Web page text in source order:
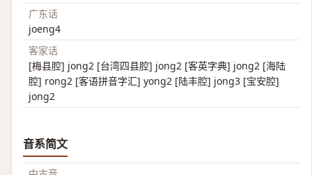
广东话
joeng4
客家话
[梅县腔] jong2 [台湾四县腔] jong2 [客英字典] jong2 [海陆
腔] rong2 [客语拼音字汇] yong2 [陆丰腔] jong3 [宝安腔]
jong2
音系简文